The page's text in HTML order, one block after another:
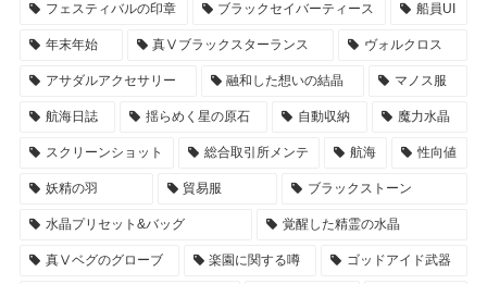
フェスティバルの印章 ブラックセイバーティース 船員UI
年末年始 真Ⅴブラックスターランス ヴォルクロス
アサダルアクセサリー 融和した想いの結晶 マノス服
航海日誌 揺らめく星の原石 自動収納 魔力水晶
スクリーンショット 総合取引所メンテ 航海 性向値
妖精の羽 貿易服 ブラックストーン
水晶プリセット&バッグ 覚醒した精霊の水晶
真Ⅴベグのグローブ 楽園に関する噂 ゴッドアイド武器